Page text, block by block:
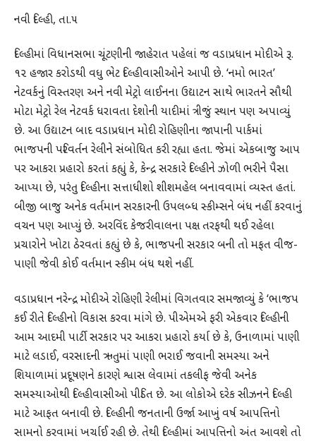
નવી દિલ્હી, તા.૫
દિલ્હીમાં વિધાનસભા ચૂંટણીની જાહેરાત પહેલાં જ વડાપ્રધાન મોદીએ રૂ.
૧૨ હજાર કરોડથી વધુ ભેટ દિલ્હીવાસીઓને આપી છે. ‘નમો ભારત’
નેટવર્કનું વિસ્તરણ અને નવી મેટ્રો લાઈનના ઉદ્યાટન સાથે ભારતને સૌથી
મોટા મેટ્રો રેલ નેટવર્ક ધરાવતા દેશોની યાદીમાં ત્રીજું સ્થાન પણ અપાવ્યું
છે. આ ઉદ્યાટન બાદ વડાપ્રધાન મોદી રોહિણીના જાપાની પાર્કમાં
ભાજપની પરિવર્તન રેલીને સંબોધિત કરી રહ્યા હતા. જેમાં એકબાજુ આપ
પર આકરા પ્રહારો કરતાં કહ્યું કે, કેન્દ્ર સરકારે દિલ્હીને ઝોળી ભરીને પૈસા
આપ્યા છે, પરંતુ દિલ્હીના સત્તાધીશો શીશમહેલ બનાવવામાં વ્યસ્ત હતાં.
બીજી બાજુ અનેક વર્તમાન સરકારની ઉપલબ્ધ સ્કીમ્સને બંધ નહીં કરવાનું
વચન પણ આપ્યું છે. અરવિંદ કેજરીવાલના પક્ષ તરફથી થઈ રહેલા
પ્રચારોને ખોટા ઠેરવતાં કહ્યું છે કે, ભાજપની સરકાર બની તો મફત વીજ-
પાણી જેવી કોઈ વર્તમાન સ્કીમ બંધ થશે નહીં.
વડાપ્રધાન નરેન્દ્ર મોદીએ રોહિણી રેલીમાં વિગતવાર સમજાવ્યું કે ‘ભાજપ
કઈ રીતે દિલ્હીનો વિકાસ કરવા માંગે છે. પીએમએ ફરી એકવાર દિલ્હીની
આમ આદમી પાર્ટી સરકાર પર આકરા પ્રહારો કર્યા છે કે, ઉનાળામાં પાણી
માટે લડાઈ, વરસાદની ઋતુમાં પાણી ભરાઈ જવાની સમસ્યા અને
શિયાળામાં પ્રદૂષણને કારણે શ્વાસ લેવામાં તકલીફ જેવી અનેક
સમસ્યાઓથી દિલ્હીવાસીઓ પીડિત છે. આ લોકોએ દરેક સીઝનને દિલ્હી
માટે આફત બનાવી છે. દિલ્હીની જનતાની ઉર્જા આખું વર્ષ આપત્તિનો
સામનો કરવામાં ખર્ચાઈ રહી છે. તેથી દિલ્હીમાં આપત્તિનો અંત આવશે તો